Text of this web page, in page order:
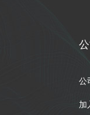
公
加